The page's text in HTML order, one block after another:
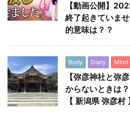
【動画公開】
終了起きていま
的意味は？？
Body Diary Mind
【弥彦神社と弥
からないときは
【 新潟県 弥彦村 】